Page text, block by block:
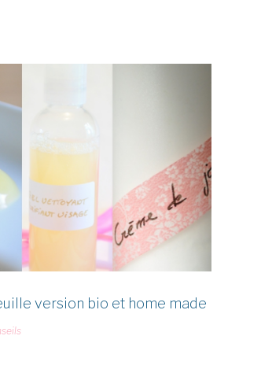
version bio et home made